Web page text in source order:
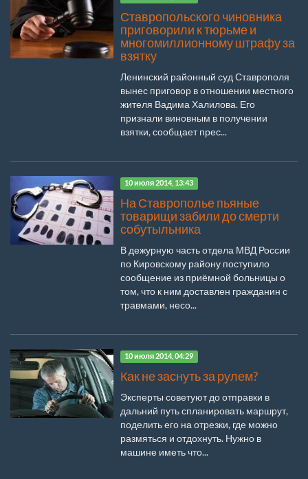
Ставропольского чиновника
приговорили к тюрьме и
многомиллионному штрафу за
взятку
Ленинский районный суд Ставрополя
вынес приговор в отношении местного
жителя Вадима Халилова. Его
признали виновным в получении
взятки, сообщает прес...
10 июля 2014, 13:43
На Ставрополье пьяные
товарищи забили до смерти
собутыльника
В дежурную часть отдела МВД России
по Кировскому району поступило
сообщение из приёмной больницы о
том, что к ним доставлен гражданин с
травмами, несо...
10 июля 2014, 04:29
Как не заснуть за рулем?
Эксперты советуют до отправки в
дальний путь спланировать маршрут,
поделить его на отрезки, где можно
размяться и отдохнуть. Нужно в
машине иметь что...